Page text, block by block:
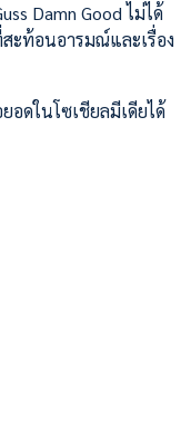
Damn Good ไม่ได้
ะท้อนอารมณ์และเรื่อง
ดในโซเชียลมีเดียได้